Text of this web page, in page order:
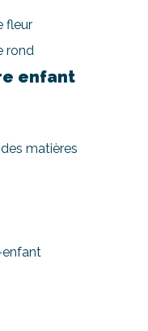
fleur
rond
enfant
matières
enfant